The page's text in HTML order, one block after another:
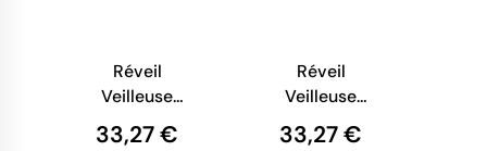
Réveil
Veilleuse
Enfant -
Mobility On
33,27 €
Réveil
Veilleuse
Enfant -
Mobility On
33,27 €